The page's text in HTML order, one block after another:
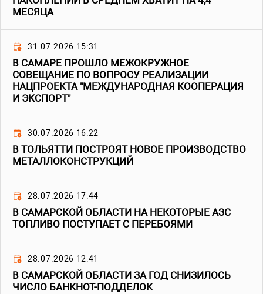
МЕСЯЦА
31.07.2026 15:31
В САМАРЕ ПРОШЛО МЕЖОКРУЖНОЕ
СОВЕЩАНИЕ ПО ВОПРОСУ РЕАЛИЗАЦИИ
НАЦПРОЕКТА "МЕЖДУНАРОДНАЯ КООПЕРАЦИЯ
И ЭКСПОРТ"
30.07.2026 16:22
В ТОЛЬЯТТИ ПОСТРОЯТ НОВОЕ ПРОИЗВОДСТВО
МЕТАЛЛОКОНСТРУКЦИЙ
28.07.2026 17:44
В САМАРСКОЙ ОБЛАСТИ НА НЕКОТОРЫЕ АЗС
ТОПЛИВО ПОСТУПАЕТ С ПЕРЕБОЯМИ
28.07.2026 12:41
В САМАРСКОЙ ОБЛАСТИ ЗА ГОД СНИЗИЛОСЬ
ЧИСЛО БАНКНОТ-ПОДДЕЛОК